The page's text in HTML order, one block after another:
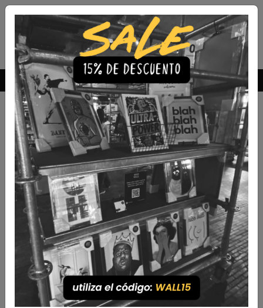
Envío Gratis a todo Chile comprando 3 o más productos